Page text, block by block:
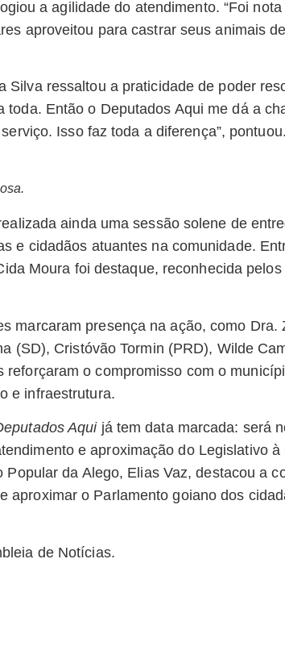
a agilidade do atendimento. “Foi
aproveitou para castrar seus animais
Silva ressaltou a praticidade de poder
toda. Então o Deputados Aqui me dá a
Isso faz toda a diferença”, pontuou.
ainda uma sessão solene de
e cidadãos atuantes na comunidade.
Moura foi destaque, reconhecida
marcaram presença na ação, como
(SD), Cristóvão Tormin (PRD), Wilde
reforçaram o compromisso com o
e infraestrutura.
Aquijá tem data marcada: será
e aproximação do Legislativo
Popular da Alego, Elias Vaz, destacou a
aproximar o Parlamento goiano dos
de Notícias.